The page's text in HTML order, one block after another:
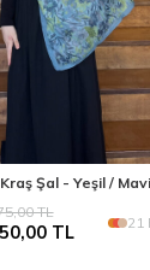
Şal - Yeşil / Mavi
TL
TL 21